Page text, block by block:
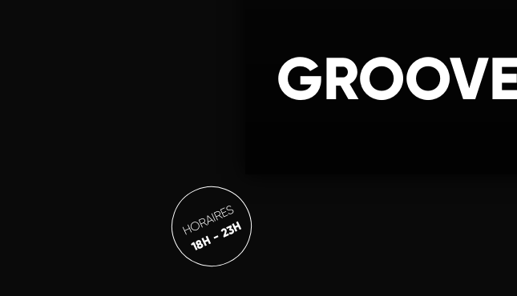
HORAIRES
18H - 23H